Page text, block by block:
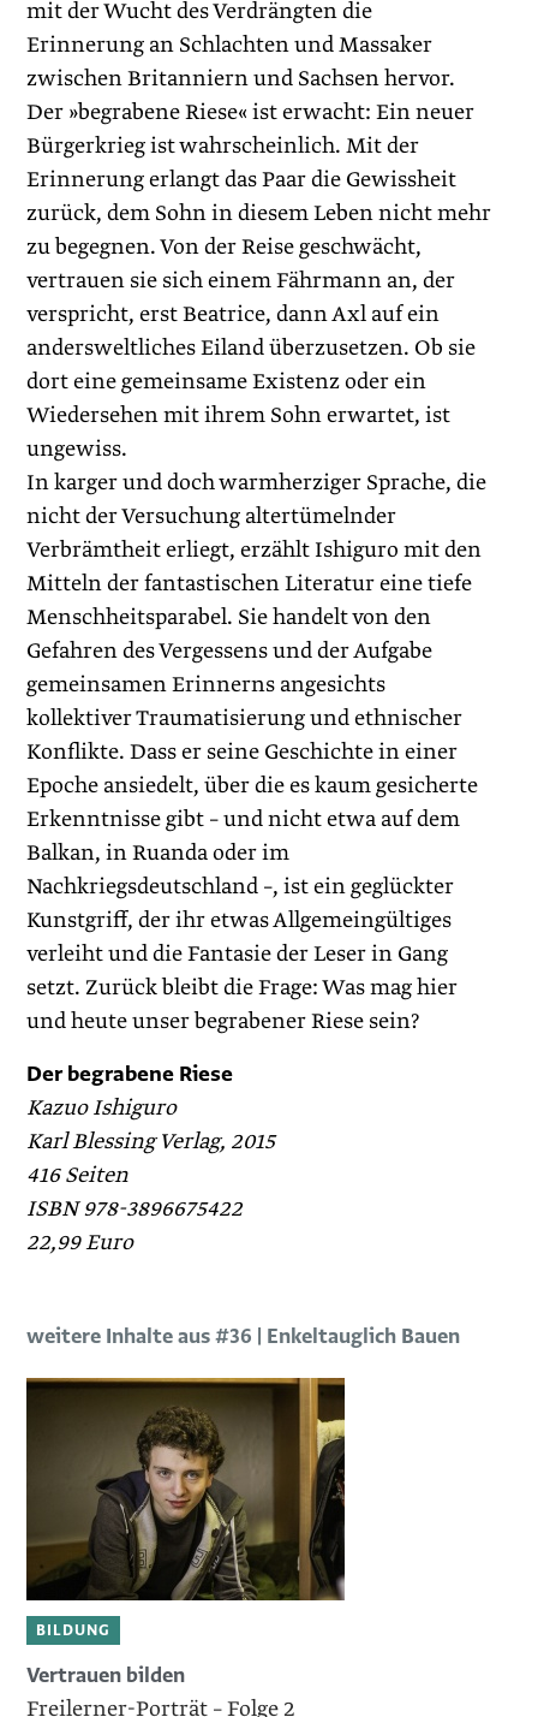
mit der Wucht des Verdrängten die
Erinnerung an Schlachten und Massaker
zwischen Britanniern und Sachsen hervor.
Der »begrabene Riese« ist erwacht: Ein neuer
Bürgerkrieg ist wahrscheinlich. Mit der
Erinnerung erlangt das Paar die Gewissheit
zurück, dem Sohn in diesem Leben nicht mehr
zu begegnen. Von der Reise geschwächt,
vertrauen sie sich einem Fährmann an, der
verspricht, erst Beatrice, dann Axl auf ein
andersweltliches Eiland überzusetzen. Ob sie
dort eine gemeinsame Existenz oder ein
Wiedersehen mit ihrem Sohn erwartet, ist
ungewiss.
In karger und doch warmherziger Sprache, die
nicht der Versuchung altertümelnder
Verbrämtheit erliegt, erzählt Ishiguro mit den
Mitteln der fantastischen Literatur eine tiefe
Menschheitsparabel. Sie handelt von den
Gefahren des Vergessens und der Aufgabe
gemeinsamen Erinnerns angesichts
kollektiver Traumatisierung und ethnischer
Konflikte. Dass er seine Geschichte in einer
Epoche ansiedelt, über die es kaum gesicherte
Erkenntnisse gibt – und nicht etwa auf dem
Balkan, in Ruanda oder im
Nachkriegsdeutschland –, ist ein geglückter
Kunstgriff, der ihr etwas Allgemeingültiges
verleiht und die Fantasie der Leser in Gang
setzt. Zurück bleibt die Frage: Was mag hier
und heute unser begrabener Riese sein?
Der begrabene Riese
Kazuo Ishiguro
Karl Blessing Verlag, 2015
416 ­Seiten
ISBN 978-3896675422
22,99 Euro
weitere Inhalte aus #36 | Enkeltauglich Bauen
BILDUNG
Vertrauen bilden
Freilerner-Porträt – Folge 2